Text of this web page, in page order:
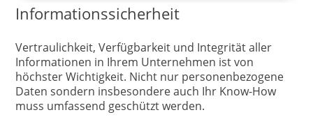
Informationssicherheit
Vertraulichkeit, Verfügbarkeit und Integrität aller
Informationen in Ihrem Unternehmen ist von
höchster Wichtigkeit. Nicht nur personenbezogene
Daten sondern insbesondere auch Ihr Know-How
muss umfassend geschützt werden.